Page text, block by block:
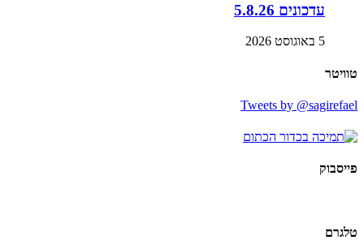
עדכונים 5.8.26
5 באוגוסט 2026
טוויטר
Tweets by @sagirefael
פייסבוק
טלגרם